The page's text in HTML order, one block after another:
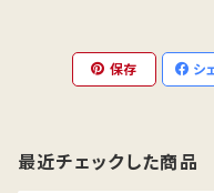
保存 シ
最近チェックした商品